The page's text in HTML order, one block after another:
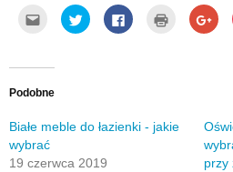
Kliknij,
wysłać
znajomego
e-
w
nowym
oknie)
Udostępnij
na
Twitterze(Otwiera
Click
to
Kliknij
to
Podobne
Białe meble do łazienki - jakie
wybrać
19 czerwca 2019
przy